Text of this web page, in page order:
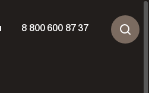
8 800 600 87 37